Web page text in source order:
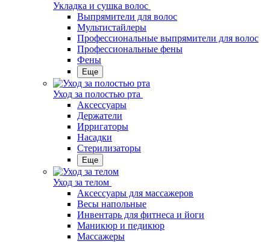
Укладка и сушка волос
Выпрямители для волос
Мультистайлеры
Профессиональные выпрямители для волос
Профессиональные фены
Фены
Еще
Уход за полостью рта
Аксессуары
Держатели
Ирригаторы
Насадки
Стерилизаторы
Еще
Уход за телом
Аксессуары для массажеров
Весы напольные
Инвентарь для фитнеса и йоги
Маникюр и педикюр
Массажеры